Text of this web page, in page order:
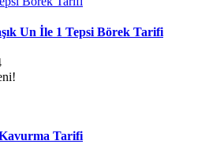
Un İle 1 Tepsi Börek Tarifi
Tarifi